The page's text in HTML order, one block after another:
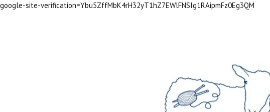
google-site-verification=Ybu5ZffMbK4rH32yT1hZ7EWlFNSIg1RAipmFz0Eg3QM